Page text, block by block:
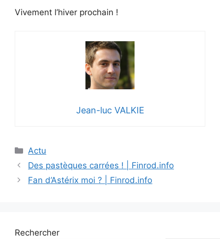
Vivement l’hiver prochain !
Jean-luc VALKIE
Catégories
Actu
Des pastèques carrées ! | Finrod.info
Fan d’Astérix moi ? | Finrod.info
Rechercher